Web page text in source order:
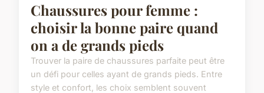
Chaussures pour femme :
choisir la bonne paire quand
on a de grands pieds
Trouver la paire de chaussures parfaite peut être
un défi pour celles ayant de grands pieds. Entre
style et confort, les choix semblent souvent